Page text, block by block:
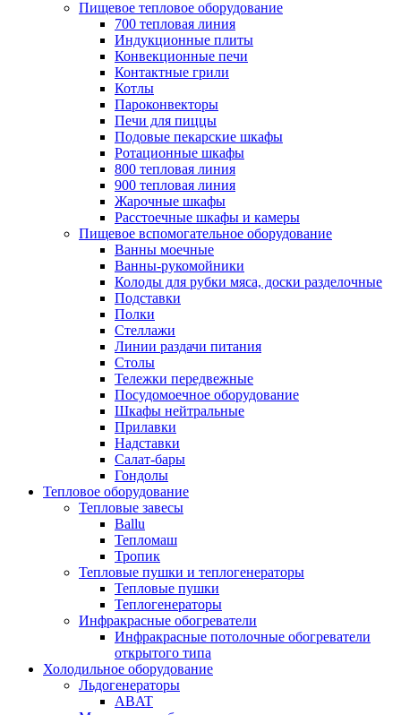
Пищевое тепловое оборудование
700 тепловая линия
Индукционные плиты
Конвекционные печи
Контактные грили
Котлы
Пароконвекторы
Печи для пиццы
Подовые пекарские шкафы
Ротационные шкафы
800 тепловая линия
900 тепловая линия
Жарочные шкафы
Расстоечные шкафы и камеры
Пищевое вспомогательное оборудование
Ванны моечные
Ванны-рукомойники
Колоды для рубки мяса, доски разделочные
Подставки
Полки
Стеллажи
Линии раздачи питания
Столы
Тележки передвежные
Посудомоечное оборудование
Шкафы нейтральные
Прилавки
Надставки
Салат-бары
Гондолы
Тепловое оборудование
Тепловые завесы
Ballu
Тепломаш
Тропик
Тепловые пушки и теплогенераторы
Тепловые пушки
Теплогенераторы
Инфракрасные обогреватели
Инфракрасные потолочные обогреватели
открытого типа
Холодильное оборудование
Льдогенераторы
ABAT